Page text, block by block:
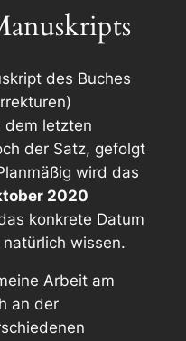
des Buches
dem letzten
der Satz, gefolgt
wird das
2020
konkrete Datum
wissen.
Arbeit am
an der